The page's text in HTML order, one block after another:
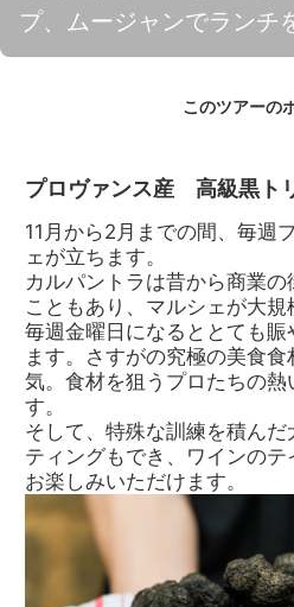
プ、ムージャンでランチ
このツアーの
プロヴァンス産 高級黒ト
11月から2月までの間、毎週
ェが立ちます。
カルパントラは昔から商業の
こともあり、マルシェが大
毎週金曜日になるととても
ます。さすがの究極の美食
気。食材を狙うプロたちの熱
す。
そして、特殊な訓練を積ん
ティングもでき、ワインの
お楽しみいただけます。